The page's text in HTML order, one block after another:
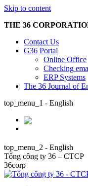
Skip to content
THE 36
Contact Us
G36 Portal
Online Office
Checking
ERP Systems
The 36 Journal of
top_menu_1 - English
top_menu_2 - English
Tổng công ty 36 – CTCP
36corp